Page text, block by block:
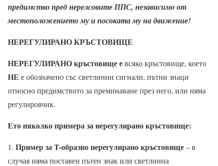
предимство пред нерелсовите ППС, независимо от
местоположението му и посоката му на движение!
НЕРЕГУЛИРАНО КРЪСТОВИЩЕ
НЕРЕГУЛИРАНО кръстовище евсяко кръстовище, което
НЕ е обозначено със светлинни сигнали, пътни знаци
относно предимството за преминаване през него, или няма
регулировчик.
Ето няколко примера за нерегулирано кръстовище:
1. Пример за T-образно нерегулирано кръстовище– в
случая няма поставен пътен знак или светлинна